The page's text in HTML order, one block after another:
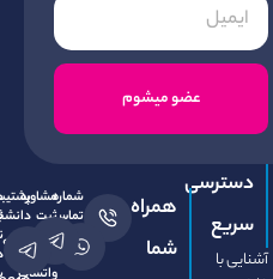
شما
شماره
تماس
۰۹۳۷۲۱۷۹۳۱۰
مشاوره
ثبت
پشتیبانی
دانشجویان
مشاوره
ثبت
نام
در